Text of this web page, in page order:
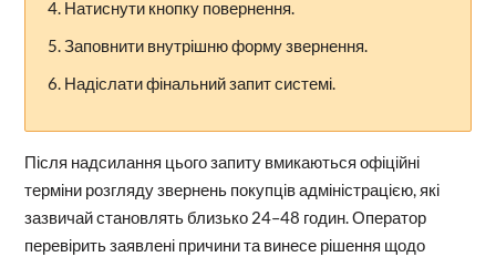
Натиснути кнопку повернення.
Заповнити внутрішню форму звернення.
Надіслати фінальний запит системі.
Після надсилання цього запиту вмикаються офіційні
терміни розгляду звернень покупців адміністрацією, які
зазвичай становлять близько 24–48 годин. Оператор
перевірить заявлені причини та винесе рішення щодо